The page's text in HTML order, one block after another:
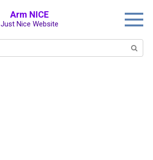
Arm NICE
Just Nice Website